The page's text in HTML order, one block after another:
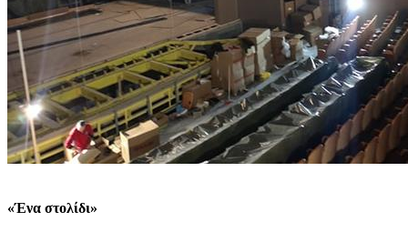
«Ένα στολίδι»